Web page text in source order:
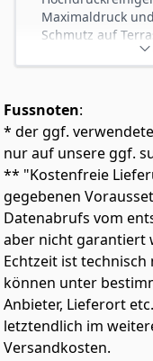
Maximaldruck
Schmutz auf
Gartenmöbeln,
Aufsätze. Der 5 m
großen
den Transport
ROBUSTE
zuverlässige
DURCHDACHTE
Halterungen für
Düsenaufsätze
schnellen Zugriff
von 9,5 kg
des Betriebs.
Fussnoten:
* der ggf.
nur auf unsere ggf.
** "Kostenfreie
gegebenen
Datenabrufs vom
aber nicht garantiert
Echtzeit ist
können unter
Anbieter, Lieferort
letztendlich im
Versandkosten.